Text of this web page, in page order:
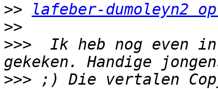
>>
lafeber-dumoleyn2
>>
>>>
Ik heb nog even
>>> ;) Die vertalen